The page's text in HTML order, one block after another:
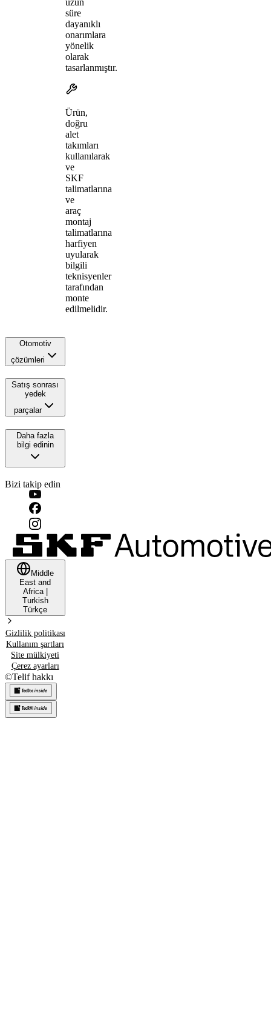
süre
dayanıklı
onarımlara
yönelik
olarak
tasarlanmıştır.
Ürün,
doğru
alet
takımları
kullanılarak
ve
SKF
talimatlarına
ve
araç
montaj
talimatlarına
harfiyen
uyularak
bilgili
teknisyenler
tarafından
monte
edilmelidir.
Otomotiv
çözümleri
Satış sonrası
yedek
parçalar
Daha fazla
bilgi edinin
Bizi takip edin
Middle
East and
Africa|
Turkish
Türkçe
Gizlilik politikası
Kullanım şartları
Site mülkiyeti
Çerez ayarları
©Telif hakkı